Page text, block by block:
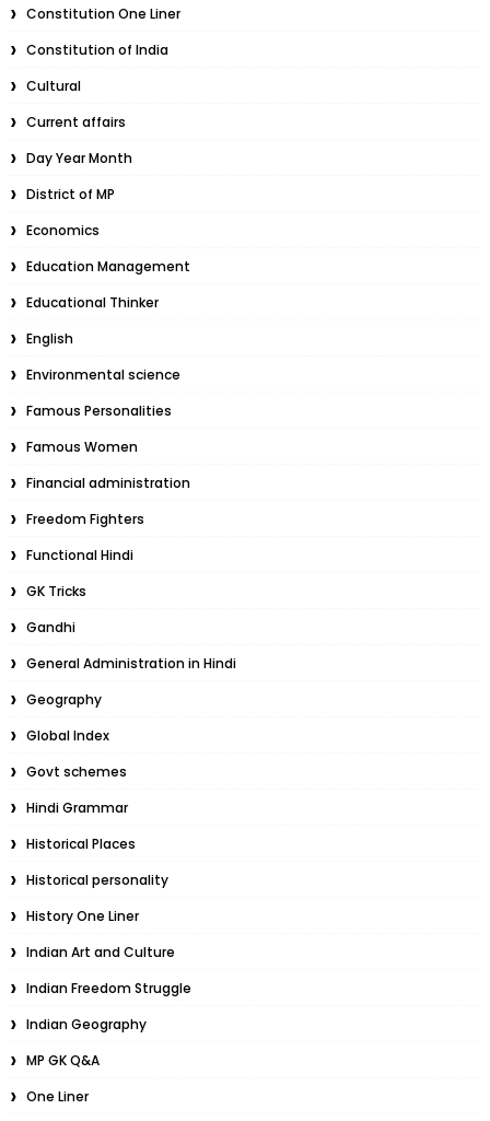
Constitution One Liner
Constitution of India
Cultural
Current affairs
Day Year Month
District of MP
Economics
Education Management
Educational Thinker
English
Environmental science
Famous Personalities
Famous Women
Financial administration
Freedom Fighters
Functional Hindi
GK Tricks
Gandhi
General Administration in Hindi
Geography
Global Index
Govt schemes
Hindi Grammar
Historical Places
Historical personality
History One Liner
Indian Art and Culture
Indian Freedom Struggle
Indian Geography
MP GK Q&A
One Liner